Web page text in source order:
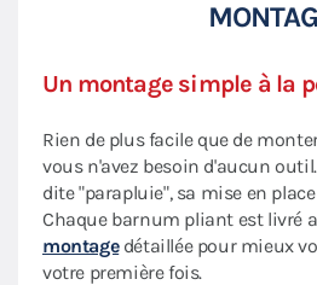
Un montage simple à la
Rien de plus facile que de
vous n'avez besoin d'aucun
dite "parapluie", sa mise en
Chaque barnum pliant est livré
montagedétaillée pour mieux
votre première fois.